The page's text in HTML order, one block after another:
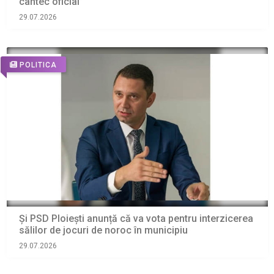
29.07.2026
POLITICA
Și PSD Ploiești anunță că va vota pentru interzicerea
sălilor de jocuri de noroc în municipiu
29.07.2026